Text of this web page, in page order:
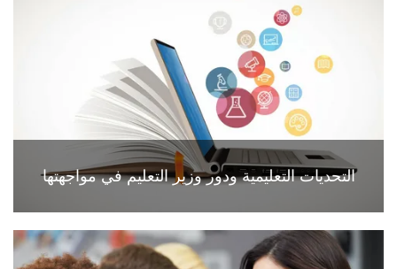
التحديات التعليمية ودور وزير التعليم في مواجهتها